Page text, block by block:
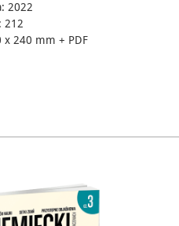
2022
212
240 mm + PDF